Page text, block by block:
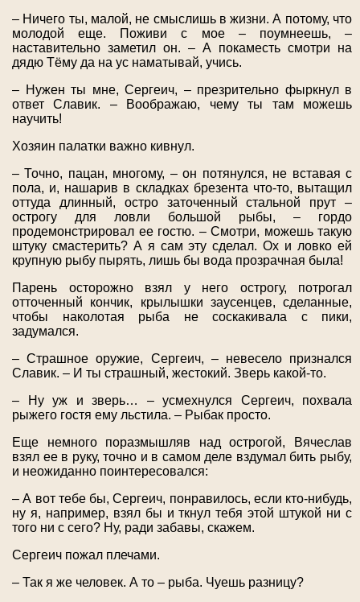
– Ничего ты, малой, не смыслишь в жизни. А потому, что
молодой еще. Поживи с мое – поумнеешь, –
наставительно заметил он. – А покаместь смотри на
дядю Тёму да на ус наматывай, учись.
– Нужен ты мне, Сергеич, – презрительно фыркнул в
ответ Славик. – Воображаю, чему ты там можешь
научить!
Хозяин палатки важно кивнул.
– Точно, пацан, многому, – он потянулся, не вставая с
пола, и, нашарив в складках брезента что-то, вытащил
оттуда длинный, остро заточенный стальной прут –
острогу для ловли большой рыбы, – гордо
продемонстрировал ее гостю. – Смотри, можешь такую
штуку смастерить? А я сам эту сделал. Ох и ловко ей
крупную рыбу пырять, лишь бы вода прозрачная была!
Парень осторожно взял у него острогу, потрогал
отточенный кончик, крылышки заусенцев, сделанные,
чтобы наколотая рыба не соскакивала с пики,
задумался.
– Страшное оружие, Сергеич, – невесело признался
Славик. – И ты страшный, жестокий. Зверь какой-то.
– Ну уж и зверь… – усмехнулся Сергеич, похвала
рыжего гостя ему льстила. – Рыбак просто.
Еще немного поразмышляв над острогой, Вячеслав
взял ее в руку, точно и в самом деле вздумал бить рыбу,
и неожиданно поинтересовался:
– А вот тебе бы, Сергеич, понравилось, если кто-нибудь,
ну я, например, взял бы и ткнул тебя этой штукой ни с
того ни с сего? Ну, ради забавы, скажем.
Сергеич пожал плечами.
– Так я же человек. А то – рыба. Чуешь разницу?